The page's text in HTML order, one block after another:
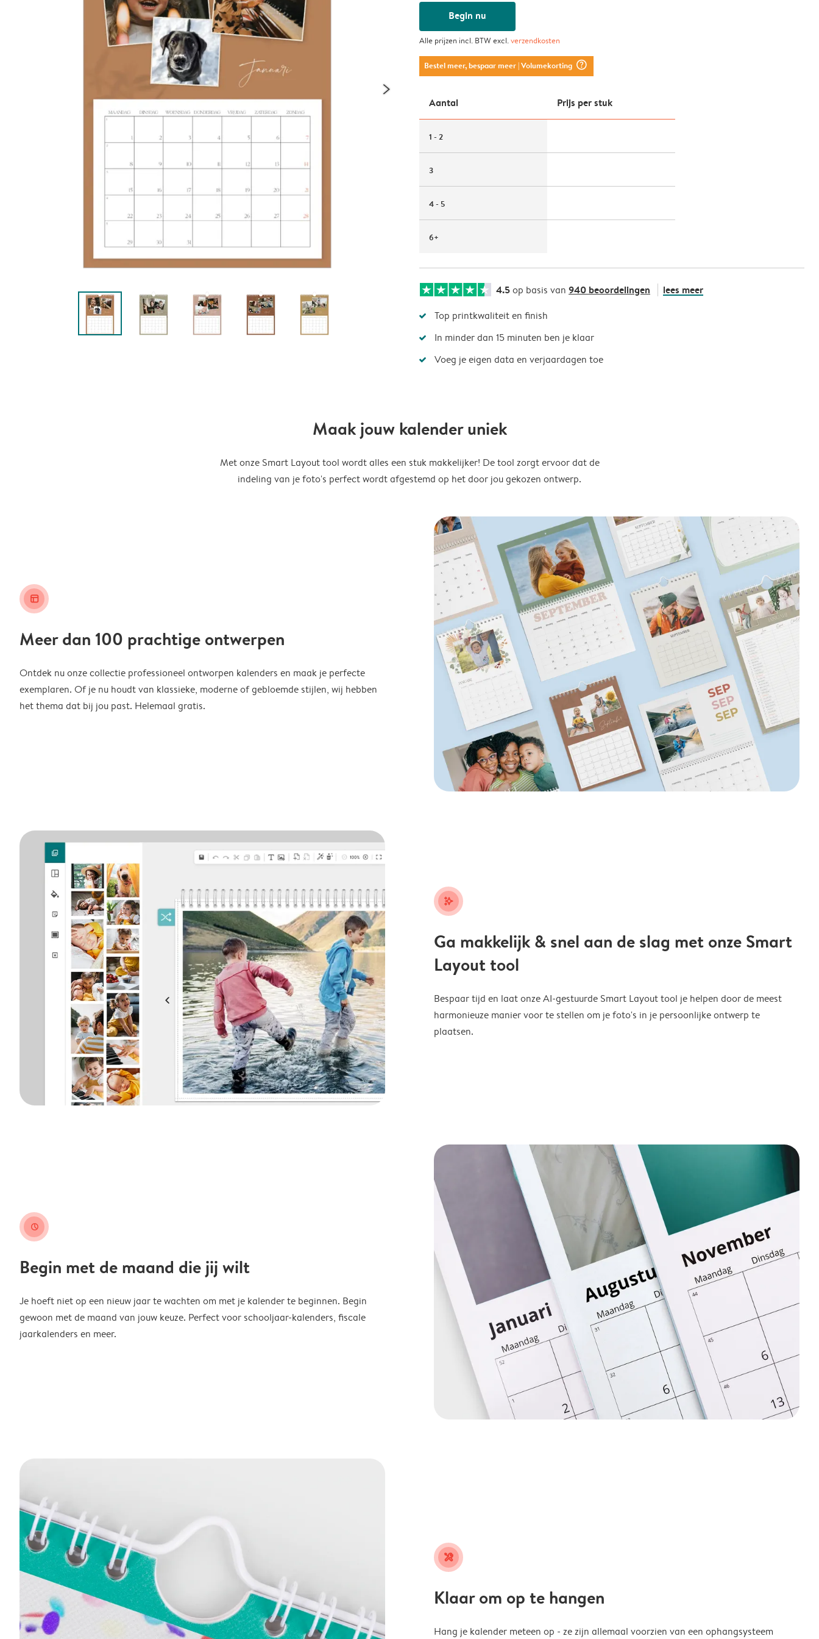
Begin nu
Alle prijzen incl. BTW excl.verzendkosten
Bestel meer, bespaar meer| Volumekorting question_mark_circle
Aantal Prijs per stuk
1 - 2
3
4 - 5
6+
4.5op basis van 940 beoordelingen lees meer
Top printkwaliteit en finish
In minder dan 15 minuten ben je klaar
Voeg je eigen data en verjaardagen toe
Maak jouw kalender uniek
Met onze Smart Layout tool wordt alles een stuk makkelijker! De tool zorgt ervoor dat de
indeling van je foto's perfect wordt afgestemd op het door jou gekozen ontwerp.
layout_alt
Meer dan 100 prachtige ontwerpen
Ontdek nu onze collectie professioneel ontworpen kalenders en maak je perfecte
exemplaren. Of je nu houdt van klassieke, moderne of gebloemde stijlen, wij hebben
het thema dat bij jou past. Helemaal gratis.
stars_plus
Ga makkelijk & snel aan de slag met onze Smart
Layout tool
Bespaar tijd en laat onze AI-gestuurde Smart Layout tool je helpen door de meest
harmonieuze manier voor te stellen om je foto's in je persoonlijke ontwerp te
plaatsen.
clock
Begin met de maand die jij wilt
Je hoeft niet op een nieuw jaar te wachten om met je kalender te beginnen. Begin
gewoon met de maand van jouw keuze. Perfect voor schooljaar-kalenders, fiscale
jaarkalenders en meer.
tools
Klaar om op te hangen
Hang je kalender meteen op - ze zijn allemaal voorzien van een ophangsysteem